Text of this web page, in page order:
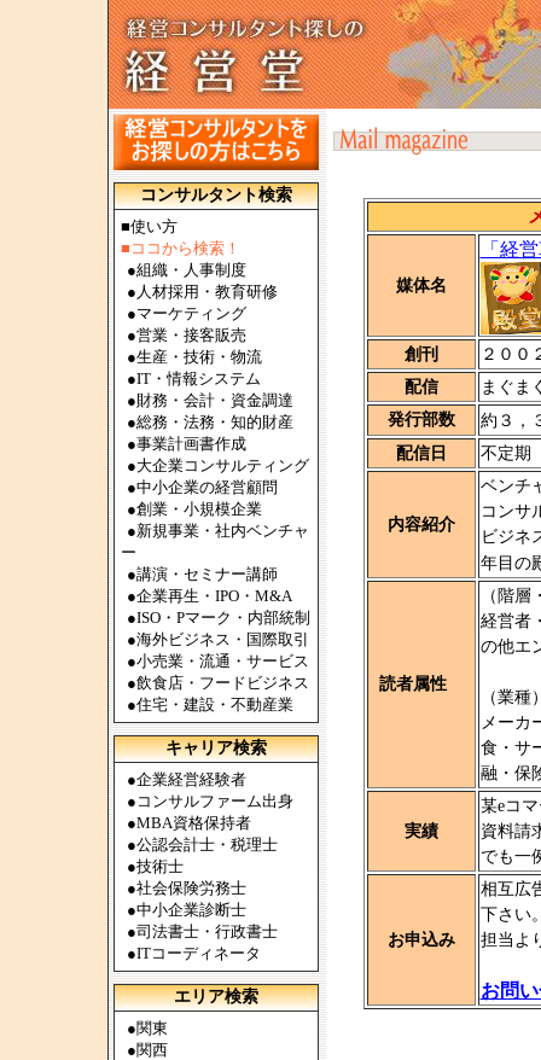
コンサルタント検索
■使い方
■ココから検索！
●組織・人事制度
● 人材採用・教育研修
●マーケティング
●営業・接客販売
●生産・技術・物流
●IT・情報システム
●財務・会計・資金調達
●総務・法務・知的財産
●事業計画書作成
●大企業コンサルティング
●中小企業の経営顧問
●創業・小規模企業
●新規事業・社内ベンチャ
ー
●講演・セミナー講師
●企業再生・IPO・M&A
●ISO・Pマーク・内部統制
●海外ビジネス・国際取引
●小売業・流通・サービス
●飲食店・フードビジネス
●住宅・建設・不動産業
キャリア検索
●企業経営経験者
● コンサルファーム出身
●MBA資格保持者
●公認会計士・税理士
●技術士
●社会保険労務士
●中小企業診断士
●司法書士・行政書士
●ITコーディネータ
エリア検索
●関東
●関西
媒体名
「経
創刊
２０
配信
まぐま
発行部数
約３
配信日
不定期
内容紹介
ベンチ
コンサ
ビジネ
年目の
読者属性
（階層
経営者
の他エ
（業種
メーカ
食・サ
融・保
実績
某eコ
資料請
でも一
お申込み
相互広
下さい
担当よ
お問